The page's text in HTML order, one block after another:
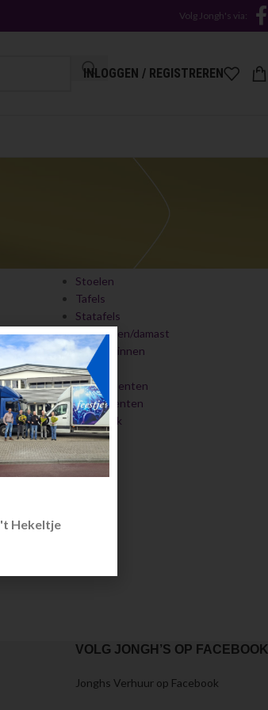
Volg Jongh's via:
INLOGGEN / REGISTREREN
GREEP UIT HET ASSORTIMENT
Stoelen
Tafels
Statafels
Tafellinnen/damast
Statafellinnen
Servies
Pagodetenten
Strechtenten
Glaswerk
VOLG JONGH’S OP FACEBOOK
Jonghs Verhuur op Facebook
't Hekeltje